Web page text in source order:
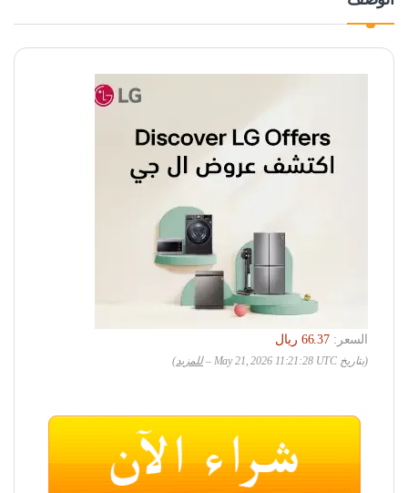
السعر:
‏66.37 ريال
(بتاريخ May 21, 2026 11:21:28 UTC – للمزيد)